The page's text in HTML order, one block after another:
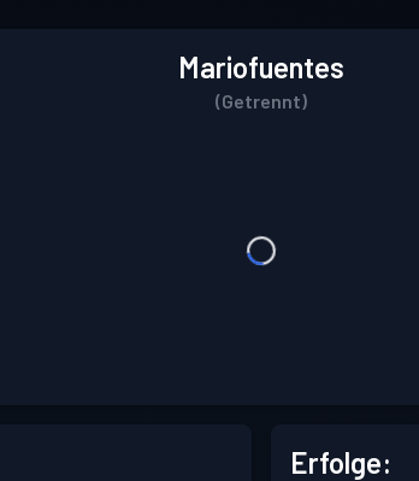
Mariofuentes
(Getrennt)
Erfolge: